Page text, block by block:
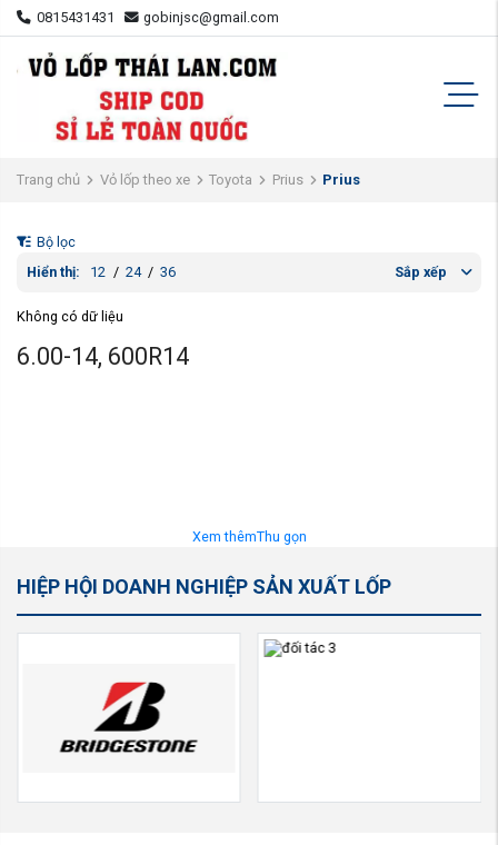
0815431431 gobinjsc@gmail.com
Trang chủ Vỏ lốp theo xe Toyota Prius Prius
Bộ lọc
Hiển thị:
12 / 24 / 36 Sắp xếp
Không có dữ liệu
6.00-14, 600R14
Xem thêmThu gọn
HIỆP HỘI DOANH NGHIỆP SẢN XUẤT LỐP